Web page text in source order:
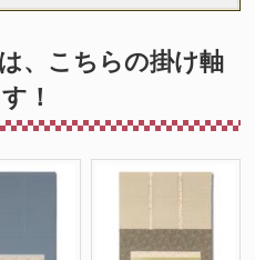
、こちらの掛け軸
！